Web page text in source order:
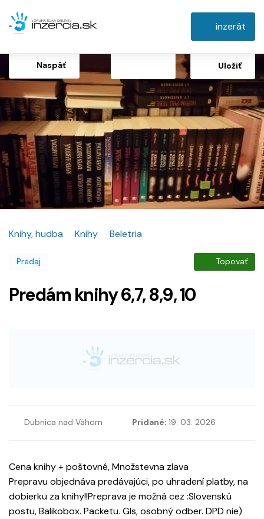
inzerát
Naspäť Uložiť
Knihy, hudba Knihy Beletria
Predaj Topovať
Predám knihy 6,7, 8,9, 10
Dubnica nad Váhom Pridané: 19. 03. 2026
Cena knihy + poštovné, Množstevna zlava
Prepravu objednáva predávajúci, po uhradení platby, na
dobierku za knihy!!Preprava je možná cez :Slovenskú
postu, Balikobox. Packetu. Gls, osobný odber. DPD nie)